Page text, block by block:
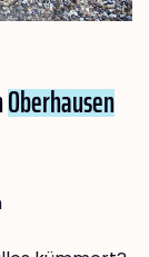
Oberhausen